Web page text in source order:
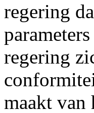
regering
regering
maakt van